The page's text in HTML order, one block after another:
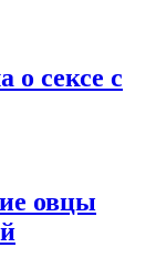
о сексе с
овцы